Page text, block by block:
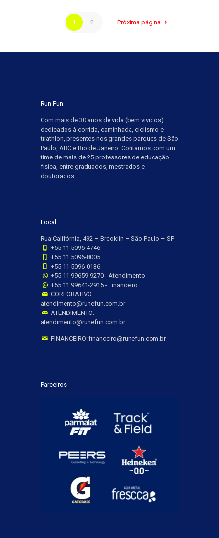
1 2 Próxima página
Run Fun
Com mais de 30 anos de vida (bem vividos)
dedicados à corrida, caminhada, ciclismo e
triathlon, presentes nos grandes parques de São
Paulo, ABC e Rio de Janeiro. Contamos com um
time de mais de 25 professores de educação
física, entre graduados, mestrados e
doutorados.
Local
Rua Califórnia, 492 – Brooklin – São Paulo – SP
+55 11 5096-4746
+55 11 5096-8005
+55 11 5096-0136
+55 11 99659-9270 - Atendimento
+55 11 99641-2915 - Financeiro
CORPORATIVO:
atendimento@runefun.com.br
ATENDIMENTO:
atendimento@runefun.com.br
FINANCEIRO: financeiro@runefun.com.br
Parceiros